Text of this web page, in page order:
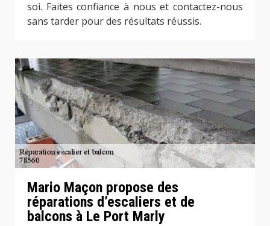
soi. Faites confiance à nous et contactez-nous
sans tarder pour des résultats réussis.
Mario Maçon propose des
réparations d’escaliers et de
balcons à Le Port Marly